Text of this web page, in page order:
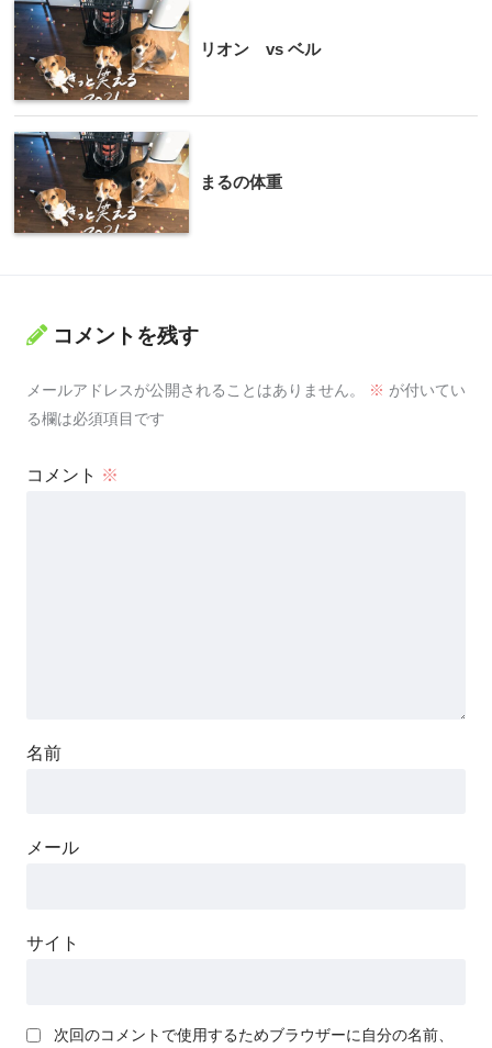
リオン vs ベル
まるの体重
コメントを残す
メールアドレスが公開されることはありません。 ※ が付いてい
る欄は必須項目です
コメント ※
名前
メール
サイト
次回のコメントで使用するためブラウザーに自分の名前、